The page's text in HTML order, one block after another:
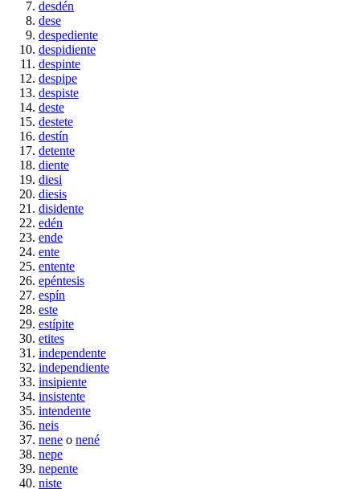
desdén
dese
despediente
despidiente
despinte
despipe
despiste
deste
destete
destín
detente
diente
diesi
diesis
disidente
edén
ende
ente
entente
epéntesis
espín
este
estípite
etites
independente
independiente
insipiente
insistente
intendente
neis
nene o nené
nepe
nepente
niste